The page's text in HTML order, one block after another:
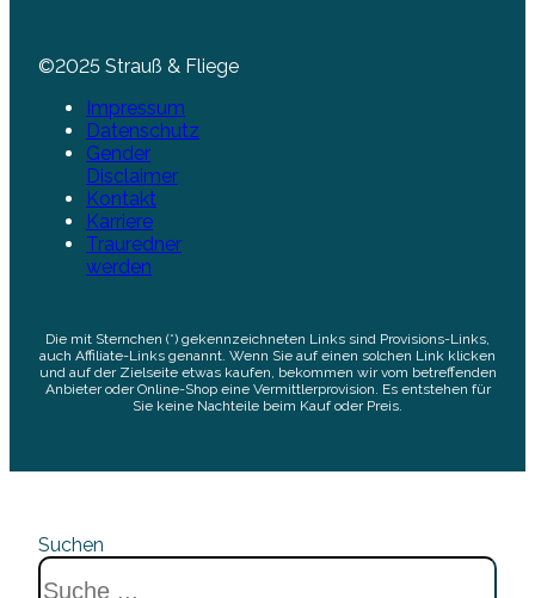
©2025 Strauß & Fliege
Impressum
Datenschutz
Gender
Disclaimer
Kontakt
Karriere
Trauredner
werden
Die mit Sternchen (*) gekennzeichneten Links sind Provisions-Links,
auch Affiliate-Links genannt. Wenn Sie auf einen solchen Link klicken
und auf der Zielseite etwas kaufen, bekommen wir vom betreffenden
Anbieter oder Online-Shop eine Vermittlerprovision. Es entstehen für
Sie keine Nachteile beim Kauf oder Preis.
Suchen